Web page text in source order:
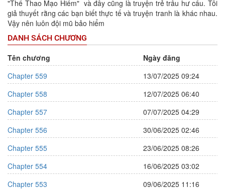
"Thể Thao Mạo Hiểm" và đây cũng là truyện trẻ trâu hư cấu. Tôi
giả thuyết rằng các bạn biết thực tế và truyện tranh là khác nhau.
Vậy nên luôn đội mũ bảo hiểm
DANH SÁCH CHƯƠNG
Tên chương
Ngày đăng
Chapter 559
13/07/2025 09:24
Chapter 558
12/07/2025 06:40
Chapter 557
07/07/2025 04:29
Chapter 556
30/06/2025 02:46
Chapter 555
23/06/2025 08:26
Chapter 554
16/06/2025 03:02
Chapter 553
09/06/2025 11:16